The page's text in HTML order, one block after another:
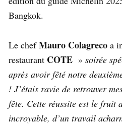
Bangkok.
Le chefMauro Colagreco a
restaurant COTE » soirée
après avoir fêté notre
! J’étais ravie de retrouver
fête. Cette réussite est le fruit
incroyable, d’un travail